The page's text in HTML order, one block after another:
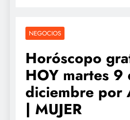
NEGOCIOS
Horóscopo
HOY martes 9
diciembre por
| MUJER